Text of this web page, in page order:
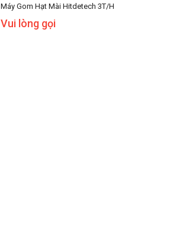
Máy Gom Hạt Mài Hitdetech 3T/h
Vui lòng gọi